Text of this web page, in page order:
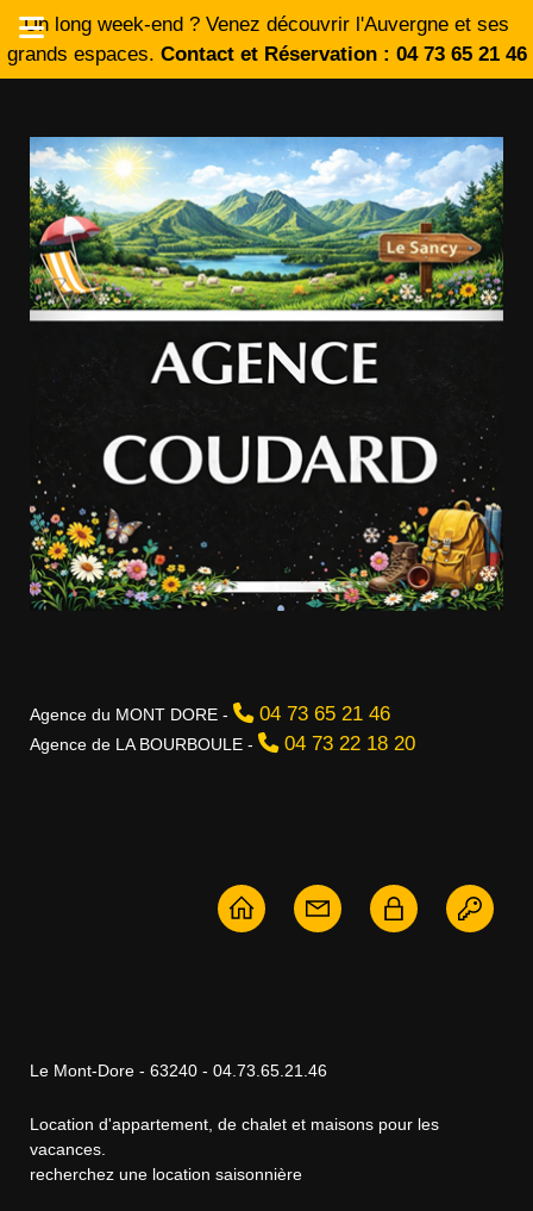
Un long week-end ? Venez découvrir l'Auvergne et ses
grands espaces. Contact et Réservation : 04 73 65 21 46
Agence du MONT DORE - 04 73 65 21 46
Agence de LA BOURBOULE - 04 73 22 18 20
Le Mont-Dore - 63240 - 04.73.65.21.46
Location d'appartement, de chalet et maisons pour les
vacances.
recherchez une location saisonnière